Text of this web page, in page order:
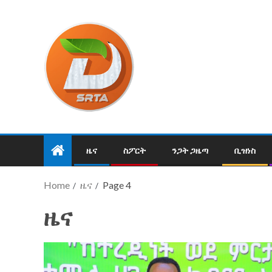
ዜና ስፖርት ንጋት ጋዜጣ ቢዝነስ
Home ዜና Page 4
ዜና